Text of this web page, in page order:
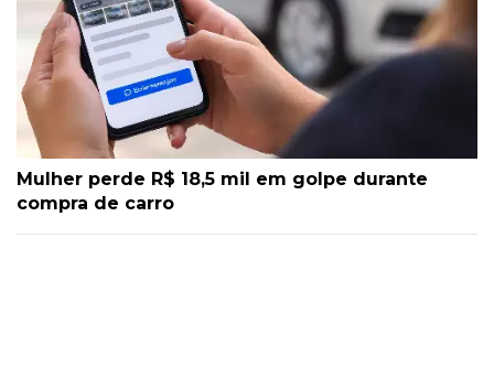
Mulher perde R$ 18,5 mil em golpe durante
compra de carro